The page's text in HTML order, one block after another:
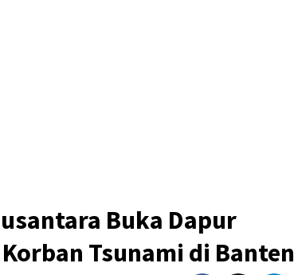
Buka Dapur
Tsunami di Banten